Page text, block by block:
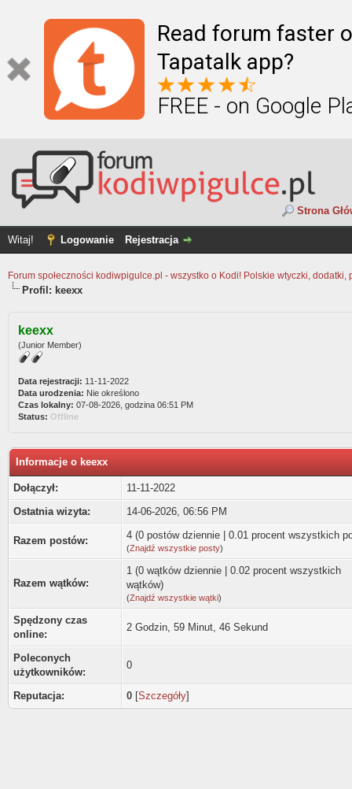
Read forum faster
Tapatalk app?
FREE - on Google
Strona
Witaj! Logowanie Rejestracja
Forum społeczności kodiwpigulce.pl - wszystko o Kodi! Polskie wtyczki, dodatki,
Profil: keexx
keexx
(Junior Member)
Data rejestracji: 11-11-2022
Data urodzenia: Nie określono
Czas lokalny: 07-08-2026, godzina 06:51 PM
Status: Offline
Informacje o keexx
Dołączył:
11-11-2022
Ostatnia wizyta:
14-06-2026, 06:56 PM
Razem postów: 4 (0 postów dziennie | 0.01 procent wszystkich
(Znajdź wszystkie posty)
Razem wątków:
1 (0 wątków dziennie | 0.02 procent wszystkich
wątków)
(Znajdź wszystkie wątki)
Spędzony czas
online:
2 Godzin, 59 Minut, 46 Sekund
Poleconych
użytkowników:
0
Reputacja: 0 [Szczegóły]